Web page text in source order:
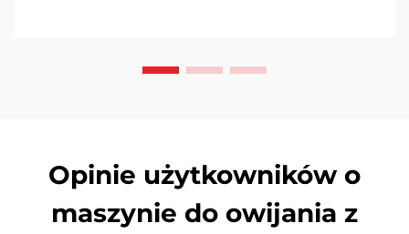
Opinie użytkowników o
maszynie do owijania z